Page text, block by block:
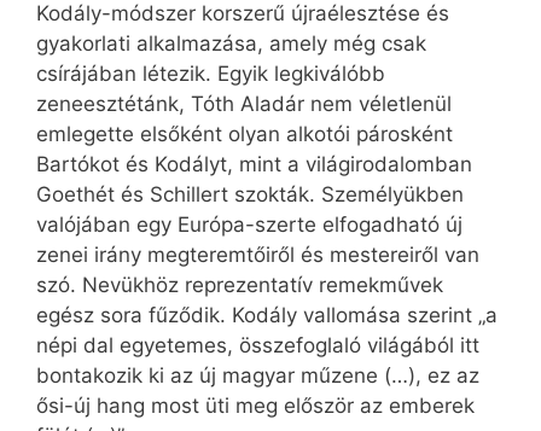
Kodály-módszer korszerű újraélesztése és
gyakorlati alkalmazása, amely még csak
csírájában létezik. Egyik legkiválóbb
zeneesztétánk, Tóth Aladár nem véletlenül
emlegette elsőként olyan alkotói párosként
Bartókot és Kodályt, mint a világirodalomban
Goethét és Schillert szokták. Személyükben
valójában egy Európa-szerte elfogadható új
zenei irány megteremtőiről és mestereiről van
szó. Nevükhöz reprezentatív remekművek
egész sora fűződik. Kodály vallomása szerint „a
népi dal egyetemes, összefoglaló világából itt
bontakozik ki az új magyar műzene (…), ez az
ősi-új hang most üti meg először az emberek